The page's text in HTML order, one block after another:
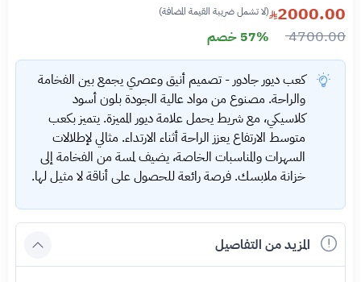
2000.00 (لا تشمل ضريبة القيمة المضافة)
4700.00 57% خصم
كعب ديور جادور - تصميم أنيق وعصري يجمع بين الفخامة
والراحة. مصنوع من مواد عالية الجودة بلون أسود
كلاسيكي، مع شريط يحمل علامة ديور المميزة. يتميز بكعب
متوسط الارتفاع يعزز الراحة أثناء الارتداء. مثالي لإطلالات
السهرات والمناسبات الخاصة، يضيف لمسة من الفخامة إلى
خزانة ملابسك. فرصة رائعة للحصول على أناقة لا مثيل لها.
المزيد من التفاصيل